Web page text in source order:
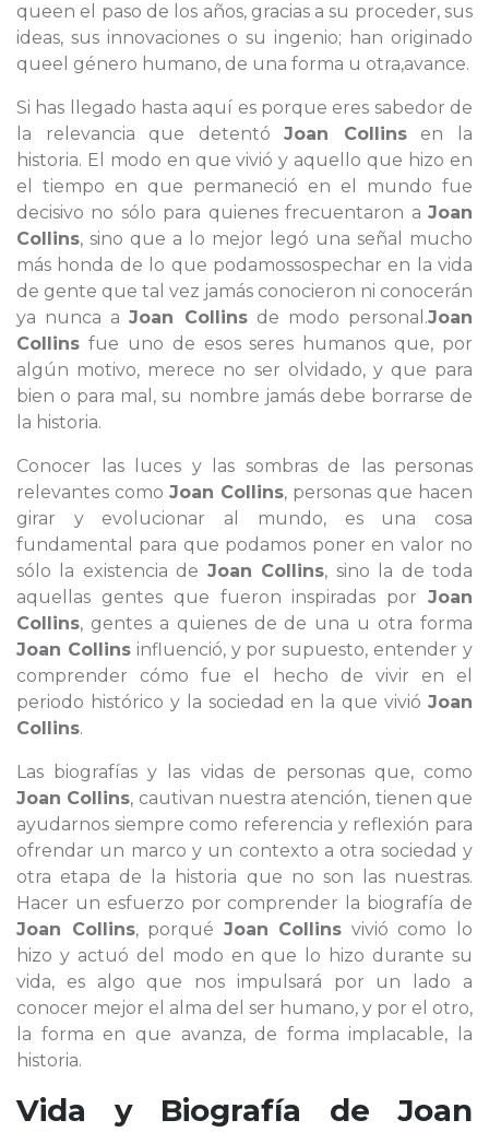
queen el paso de los años, gracias a su proceder, sus
ideas, sus innovaciones o su ingenio; han originado
queel género humano, de una forma u otra,avance.
Si has llegado hasta aquí es porque eres sabedor de
la relevancia que detentóJoan Collinsen la
historia. El modo en que vivió y aquello que hizo en
el tiempo en que permaneció en el mundo fue
decisivo no sólo para quienes frecuentaron a Joan
Collins, sino que a lo mejor legó una señal mucho
más honda de lo que podamossospechar en la vida
de gente que tal vez jamás conocieron ni conocerán
ya nunca aJoan Collinsde modo personal.Joan
Collins fue uno de esos seres humanos que, por
algún motivo, merece no ser olvidado, y que para
bien o para mal, su nombre jamás debe borrarse de
la historia.
Conocer las luces y las sombras de las personas
relevantes como Joan Collins, personas que hacen
girar y evolucionar al mundo, es una cosa
fundamental para que podamos poner en valor no
sólo la existencia de Joan Collins, sino la de toda
aquellas gentes que fueron inspiradas por Joan
Collins, gentes a quienes de de una u otra forma
Joan Collinsinfluenció, y por supuesto, entender y
comprender cómo fue el hecho de vivir en el
periodo histórico y la sociedad en la que vivió Joan
Collins.
Las biografías y las vidas de personas que, como
Joan Collins, cautivan nuestra atención, tienen que
ayudarnos siempre como referencia y reflexión para
ofrendar un marco y un contexto a otra sociedad y
otra etapa de la historia que no son las nuestras.
Hacer un esfuerzo por comprender la biografía de
Joan Collins, porqué Joan Collins vivió como lo
hizo y actuó del modo en que lo hizo durante su
vida, es algo que nos impulsará por un lado a
conocer mejor el alma del ser humano, y por el otro,
la forma en que avanza, de forma implacable, la
historia.
Vida y Biografía de Joan